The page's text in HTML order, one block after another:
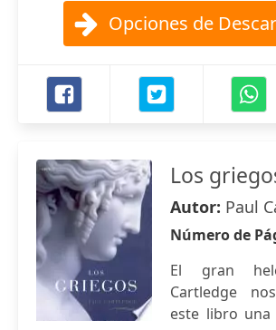
Opciones de
Los
Autor: Paul
Número de
El gran
Cartledge
este libro